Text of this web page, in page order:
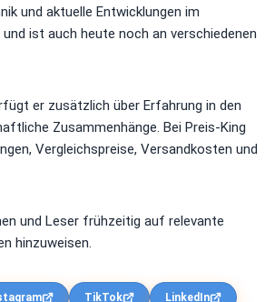
und aktuelle Entwicklungen im
ist auch heute noch an verschiedenen
er zusätzlich über Erfahrung in den
Zusammenhänge. Bei Preis-King
Vergleichspreise, Versandkosten und
und Leser frühzeitig auf relevante
hinzuweisen.
TikTok LinkedIn